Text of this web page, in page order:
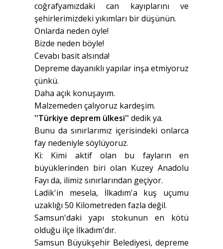
coğrafyamızdaki can kayıplarını ve
şehirlerimizdeki yıkımları bir düşünün.
Onlarda neden öyle!
Bizde neden böyle!
Cevabı basit alsında!
Depreme dayanıklı yapılar inşa etmiyoruz
çünkü.
Daha açık konuşayım.
Malzemeden çalıyoruz kardeşim.
''Türkiye deprem ülkesi'' dedik ya.
Bunu da sınırlarımız içerisindeki onlarca
fay nedeniyle söylüyoruz.
Ki: Kimi aktif olan bu fayların en
büyüklerinden biri olan Kuzey Anadolu
Fayı da, ilimiz sınırlarından geçiyor.
Ladik'in mesela, İlkadım'a kuş uçumu
uzaklığı 50 Kilometreden fazla değil.
Samsun'daki yapı stokunun en kötü
olduğu ilçe İlkadım'dır.
Samsun Büyükşehir Belediyesi, depreme